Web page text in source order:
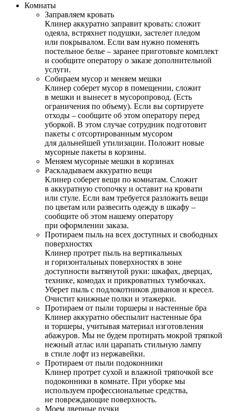
Комнаты
Заправляем кровать
Клинер аккуратно заправит кровать: сложит
одеяла, встряхнет подушки, застелет пледом
или покрывалом. Если вам нужно поменять
постельное белье – заранее приготовьте комплект
и сообщите оператору о заказе дополнительной
услуги.
Собираем мусор и меняем мешки
Клинер соберет мусор в помещении, сложит
в мешки и вынесет в мусоропровод. (Есть
ограничения по объему). Если вы сортируете
отходы – сообщите об этом оператору перед
уборкой. В этом случае сотрудник подготовит
пакеты с отсортированным мусором
для дальнейшей утилизации. Положит новые
мусорные пакеты в корзины.
Меняем мусорные мешки в корзинах
Раскладываем аккуратно вещи
Клинер соберет вещи по комнатам. Сложит
в аккуратную стопочку и оставит на кровати
или стуле. Если вам требуется разложить вещи
по цветам или развесить одежду в шкафу –
сообщите об этом нашему оператору
при оформлении заказа.
Протираем пыль на всех доступных и свободных
поверхностях
Клинер протрет пыль на вертикальных
и горизонтальных поверхностях в зоне
доступности вытянутой руки: шкафах, дверцах,
технике, комодах и прикроватных тумбочках.
Уберет пыль с подлокотников диванов и кресел.
Очистит книжные полки и этажерки.
Протираем от пыли торшеры и настенные бра
Клинер аккуратно обеспылит настенные бра
и торшеры, учитывая материал изготовления
абажуров. Мы не будем протирать мокрой тряпкой
нежный атлас или царапать стильную лампу
в стиле лофт из нержавейки.
Протираем от пыли подоконники
Клинер протрет сухой и влажной тряпочкой все
подоконники в комнате. При уборке мы
используем профессиональные средства,
не повреждающие поверхность.
Моем дверные ручки